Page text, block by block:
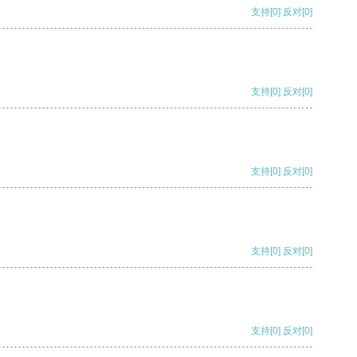
支持[0] 反对[0]
支持[0] 反对[0]
支持[0] 反对[0]
支持[0] 反对[0]
支持[0] 反对[0]